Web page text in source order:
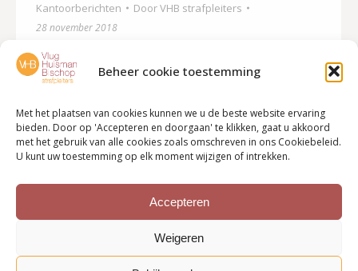
Beheer cookie toestemming
Met het plaatsen van cookies kunnen we u de beste website ervaring
bieden. Door op 'Accepteren en doorgaan' te klikken, gaat u akkoord
met het gebruik van alle cookies zoals omschreven in ons Cookiebeleid.
U kunt uw toestemming op elk moment wijzigen of intrekken.
Accepteren
Weigeren
Kantoorberichten DoorVHB strafpleiters
28 november 2018
Op 14 november 2018 heeft het gerechtshof te
Arnhem drie zweminstructeurs veroordeeld voor
bij het uitoefenen van toezicht op het verdronken
9-jarige meisje Salam. De zwemleraren –